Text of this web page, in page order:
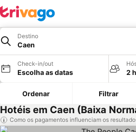
Destino
Caen
Check-in/out
Escolha as datas 2
Ordenar Filtrar
Hotéis em Caen (Baixa
Como os pagamentos influenciam os